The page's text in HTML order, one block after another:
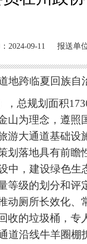
2024-09-11 报送单
地跨临夏回族
，总规划面积
山为理念，遵照
游大通道基础
划落地具有前瞻
中，建设绿色
等级的划分和评
动厕所长效化
收的垃圾桶，专
道沿线牛羊圈棚